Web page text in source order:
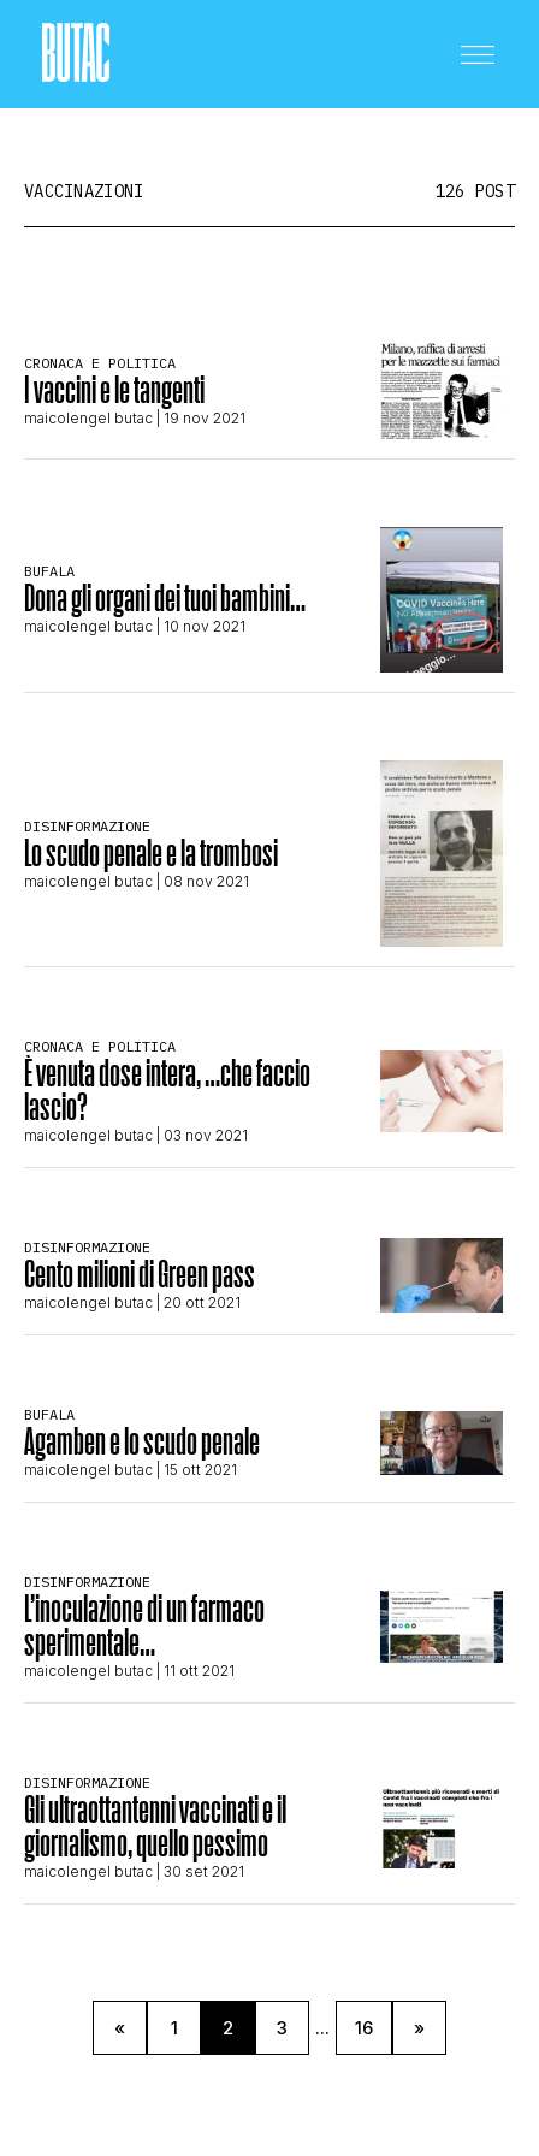
SCIENZA E TECNOLOGIA
STORIA E CITAZIONI
COMPLOTTI, LEGGENDE URBANE ED
EVERGREEN
CLIMA ED ENERGIA
CHI SIAMO
VACCINAZIONI 126 POST
CRONACA E POLITICA
I vaccini e le tangenti
maicolengel butac | 19 nov 2021
BUFALA
Dona gli organi dei tuoi bambini…
maicolengel butac | 10 nov 2021
DISINFORMAZIONE
Lo scudo penale e la trombosi
maicolengel butac | 08 nov 2021
CRONACA E POLITICA
È venuta dose intera, …che faccio
lascio?
maicolengel butac | 03 nov 2021
DISINFORMAZIONE
Cento milioni di Green pass
maicolengel butac | 20 ott 2021
BUFALA
Agamben e lo scudo penale
maicolengel butac | 15 ott 2021
DISINFORMAZIONE
L’inoculazione di un farmaco
sperimentale…
maicolengel butac | 11 ott 2021
DISINFORMAZIONE
Gli ultraottantenni vaccinati e il
giornalismo, quello pessimo
maicolengel butac | 30 set 2021
« 1 2 3 ... 16 »